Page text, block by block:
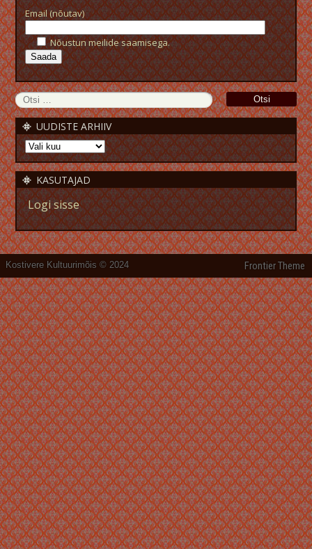
Email (nõutav)
Nõustun meilide saamisega.
UUDISTE ARHIIV
KASUTAJAD
Logi sisse
Kostivere Kultuurimõis © 2024 Frontier Theme